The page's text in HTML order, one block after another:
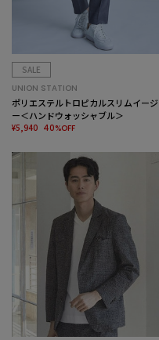
SALE
UNION STATION
ポリエステルトロピカルスリムイージ
ー＜ハンドウォッシャブル＞
¥5,940 40%OFF